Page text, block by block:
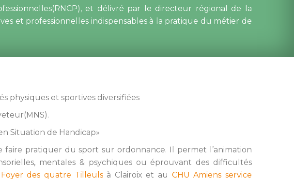
et délivré par le directeur régional de la
et professionnelles indispensables à la pratique du métier de
physiques et sportives diversifiée
Situation de Handicap»
pratiquer du sport sur ordonnance. Il permet l’animation
mentales & psychiques ou éprouvant des difficultés
Foyer des quatre Tilleul à Clairoix et au CHU Amiens service